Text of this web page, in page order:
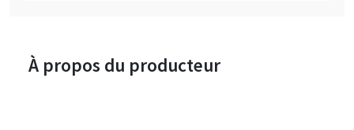
À propos du producteur